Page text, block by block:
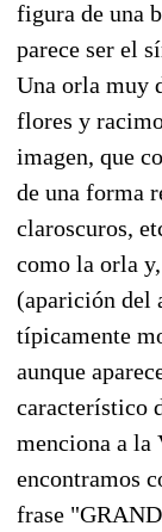
figura de una
parece ser el
Una orla muy
flores y
imagen, que
de una forma
claroscuros,
como la orla
(aparición del
típicamente
aunque
característico
menciona a la
encontramos
frase